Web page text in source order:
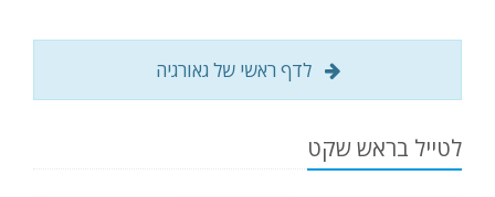
לדף ראשי של גאורגיה
לטייל בראש שקט